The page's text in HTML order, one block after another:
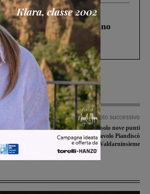
in A1 in cui morirono
Franco. Lo schianto, il
ai sorpassi fra tir....
di
Articolo successivo
Pallavolo di serie B2, solo nove punti
per la Pallavolo Piandiscò
Valdarninsieme